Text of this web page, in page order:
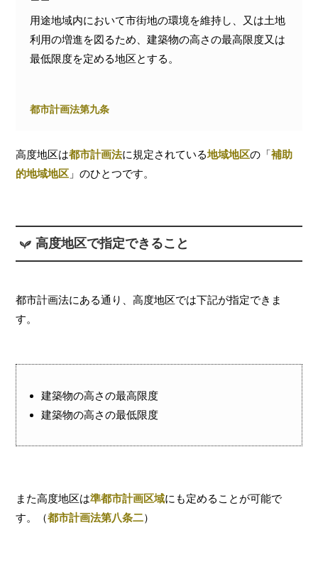
用途地域内において市街地の環境を維持し、又は土地
利用の増進を図るため、建築物の高さの最高限度又は
最低限度を定める地区とする。
都市計画法第九条
高度地区は都市計画法に規定されている地域地区の「補助
的地域地区 」のひとつです。
高度地区で指定できること
都市計画法にある通り、高度地区では下記が指定できま
す。
建築物の高さの最高限度
建築物の高さの最低限度
また高度地区は準都市計画区域にも定めることが可能で
す。（都市計画法第八条二）